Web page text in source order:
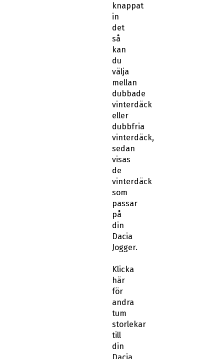
knappat
in
det
så
kan
du
välja
mellan
dubbade
vinterdäck
eller
dubbfria
vinterdäck,
sedan
visas
de
vinterdäck
som
passar
på
din
Dacia
Jogger.
Klicka
här
för
andra
tum
storlekar
till
din
Dacia